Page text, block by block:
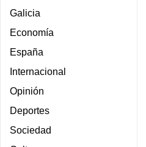
Galicia
Economía
España
Internacional
Opinión
Deportes
Sociedad